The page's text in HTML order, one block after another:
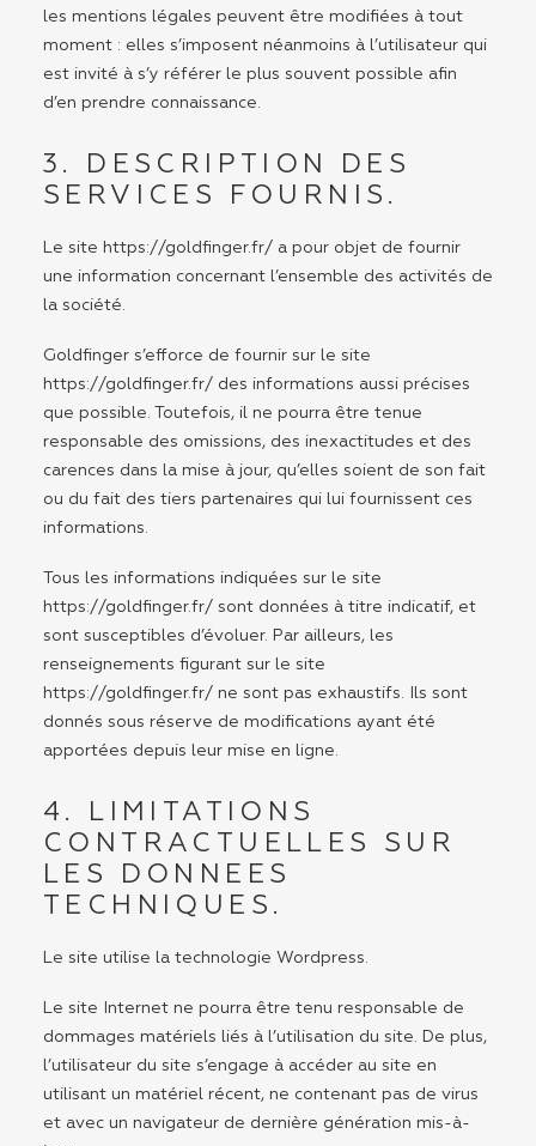
les mentions légales peuvent être modifiées à tout
moment : elles s’imposent néanmoins à l’utilisateur qui
est invité à s’y référer le plus souvent possible afin
d’en prendre connaissance.
3. DESCRIPTION DES
SERVICES FOURNIS.
Le site https://goldfinger.fr/ a pour objet de fournir
une information concernant l’ensemble des activités de
la société.
Goldfinger s’efforce de fournir sur le site
https://goldfinger.fr/ des informations aussi précises
que possible. Toutefois, il ne pourra être tenue
responsable des omissions, des inexactitudes et des
carences dans la mise à jour, qu’elles soient de son fait
ou du fait des tiers partenaires qui lui fournissent ces
informations.
Tous les informations indiquées sur le site
https://goldfinger.fr/ sont données à titre indicatif, et
sont susceptibles d’évoluer. Par ailleurs, les
renseignements figurant sur le site
https://goldfinger.fr/ ne sont pas exhaustifs. Ils sont
donnés sous réserve de modifications ayant été
apportées depuis leur mise en ligne.
4. LIMITATIONS
CONTRACTUELLES SUR
LES DONNEES
TECHNIQUES.
Le site utilise la technologie Wordpress.
Le site Internet ne pourra être tenu responsable de
dommages matériels liés à l’utilisation du site. De plus,
l’utilisateur du site s’engage à accéder au site en
utilisant un matériel récent, ne contenant pas de virus
et avec un navigateur de dernière génération mis-à-